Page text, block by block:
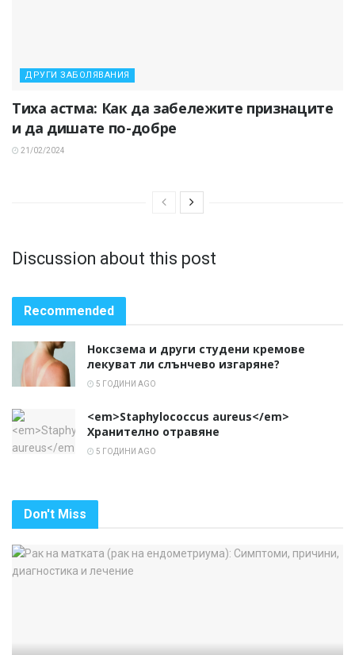
ДРУГИ ЗАБОЛЯВАНИЯ
Тиха астма: Как да забележите признаците
и да дишате по-добре
21/02/2024
Discussion about this post
Recommended
Ноксзема и други студени кремове
лекуват ли слънчево изгаряне?
5 ГОДИНИ AGO
<em>Staphylococcus aureus</em>
Хранително отравяне
5 ГОДИНИ AGO
Don't Miss